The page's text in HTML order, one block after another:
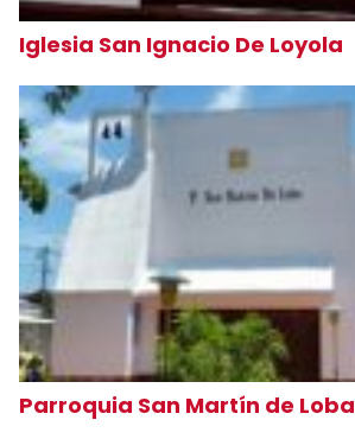
Iglesia San Ignacio De Loyola
Parroquia San Martín de Loba